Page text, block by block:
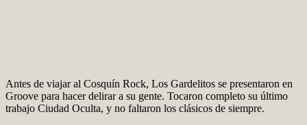
Antes de viajar al Cosquín Rock, Los Gardelitos se presentaron en
Groove para hacer delirar a su gente. Tocaron completo su último
trabajo Ciudad Oculta, y no faltaron los clásicos de siempre.